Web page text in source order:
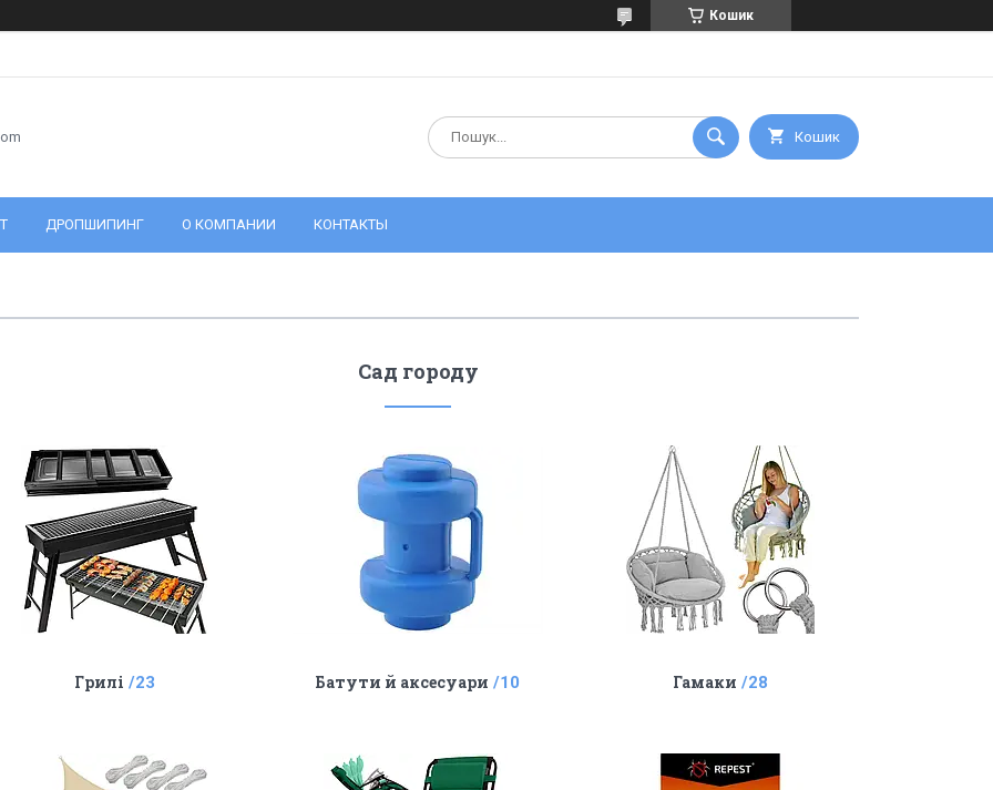
Кошик
Кошик
ДРОПШИПИНГ О КОМПАНИИ КОНТАКТЫ
Сад городу
Грилі 23 Батути й аксесуари 10 Гамаки 28